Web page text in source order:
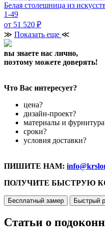
Белая столешница из
1-49
от 51 520 ₽
≫ Показать еще ≪
вы знаете нас лично,
поэтому можете доверять!
Что Вас интересует?
цена?
дизайн-проект?
материалы и
сроки?
условия доставки?
ПИШИТЕ НАМ:
ПОЛУЧИТЕ БЫСТРУЮ
Бесплатный замер Быстрый
Статьи о